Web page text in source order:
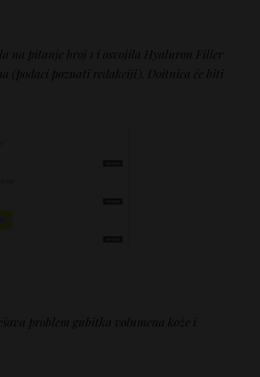
na pitanje broj 1 i osvojila Hyaluron Filler
(podaci poznati redakciji). Doitnica će biti
problem gubitka volumena kože i